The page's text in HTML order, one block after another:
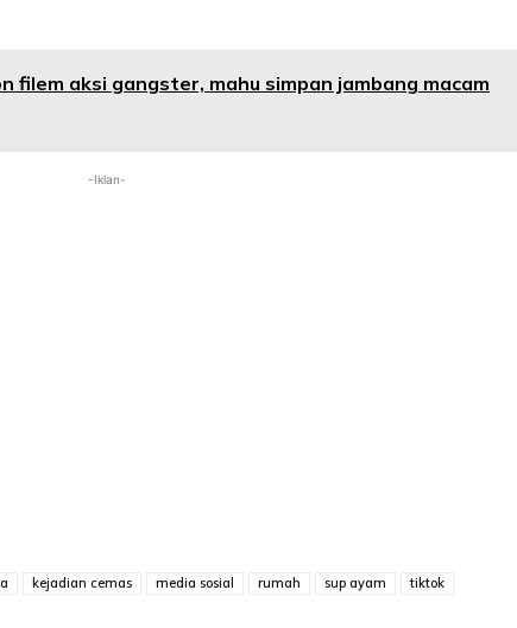
filem aksi gangster, mahu simpan jambang macam
-Iklan-
kejadian cemas media sosial rumah sup ayam
tiktok